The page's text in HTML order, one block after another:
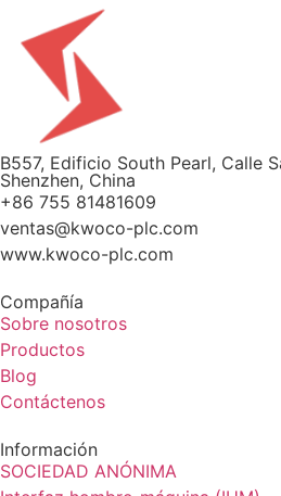
B557, Edificio South Pearl, Calle
Shenzhen, China
+86 755 81481609
ventas@kwoco-plc.com
www.kwoco-plc.com
Compañía
Sobre nosotros
Productos
Blog
Contáctenos
Información
SOCIEDAD ANÓNIMA